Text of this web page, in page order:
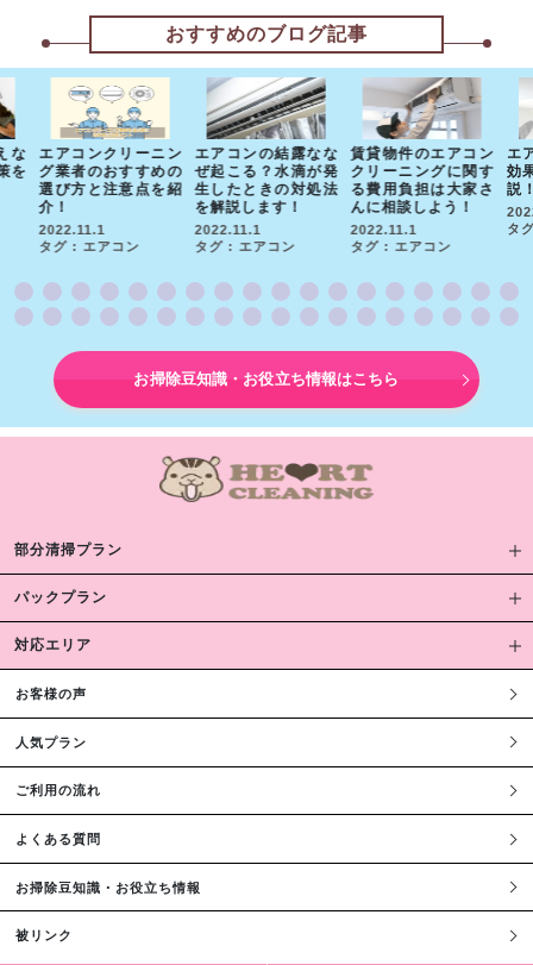
おすすめのブログ記事
な
を
エアコンクリーニン
グ業者のおすすめの
選び方と注意点を紹
介！
2022.11.1
タグ : エアコン
エアコンの結露なな
ぜ起こる？水滴が発
生したときの対処法
を解説します！
2022.11.1
タグ : エアコン
賃貸物件のエアコン
クリーニングに関す
る費用負担は大家さ
んに相談しよう！
2022.11.1
タグ : エアコン
エ
効
説
タ
お掃除豆知識・お役立ち情報はこちら
部分清掃プラン
パックプラン
対応エリア
お客様の声
人気プラン
ご利用の流れ
よくある質問
お掃除豆知識・お役立ち情報
被リンク